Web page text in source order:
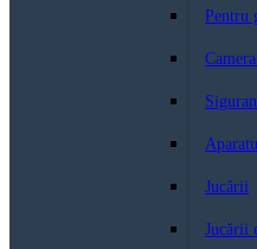
Pentru
Jucării
Jucării